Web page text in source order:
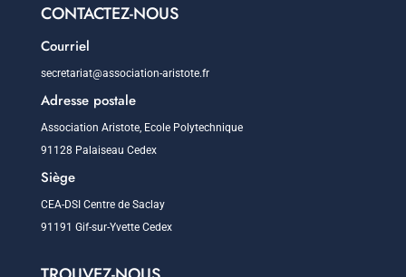
CONTACTEZ-NOUS
Courriel
secretariat@association-aristote.fr
Adresse postale
Association Aristote, Ecole Polytechnique
91128 Palaiseau Cedex
Siège
CEA-DSI Centre de Saclay
91191 Gif-sur-Yvette Cedex